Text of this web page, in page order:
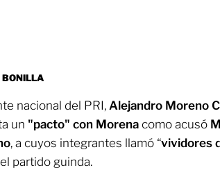
BONILLA
nacional del PRI, Alejandro Moreno
un "pacto" con Morena como acusó
, a cuyos integrantes llamó “vividores
partido guinda.